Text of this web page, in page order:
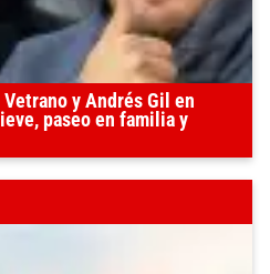
Vetrano y Andrés Gil en
paseo en familia y